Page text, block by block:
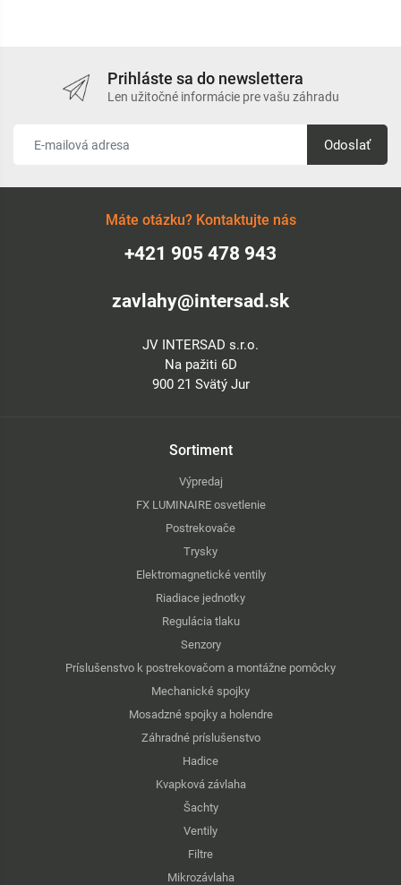
Prihláste sa do newslettera
Len užitočné informácie pre vašu záhradu
Odoslať
Máte otázku? Kontaktujte nás
+421 905 478 943
zavlahy@intersad.sk
JV INTERSAD s.r.o.
Na pažiti 6D
900 21 Svätý Jur
Sortiment
Výpredaj
FX LUMINAIRE osvetlenie
Postrekovače
Trysky
Elektromagnetické ventily
Riadiace jednotky
Regulácia tlaku
Senzory
Príslušenstvo k postrekovačom a montážne pomôcky
Mechanické spojky
Mosadzné spojky a holendre
Záhradné príslušenstvo
Hadice
Kvapková závlaha
Šachty
Ventily
Filtre
Mikrozávlaha